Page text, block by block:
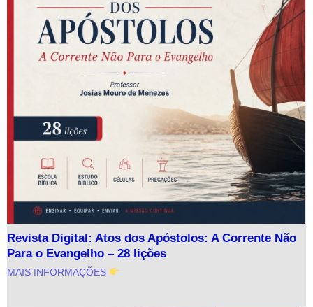
Revista Digital: Atos dos Apóstolos: A Corrente Não
Para o Evangelho – 28 lições
MAIS INFORMAÇÕES